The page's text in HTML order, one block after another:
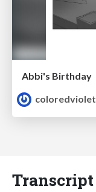
Abbi's Birthday
coloredviolet
Transcript